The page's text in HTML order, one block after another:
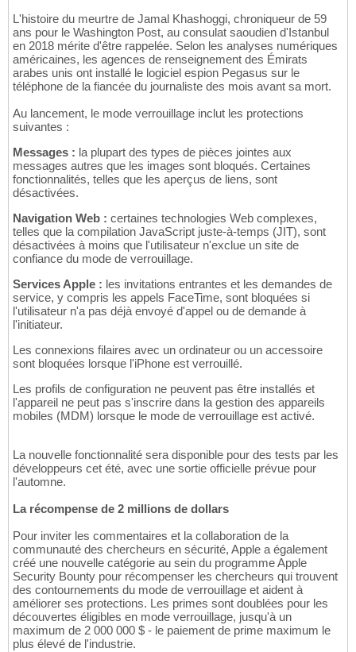
L'histoire du meurtre de Jamal Khashoggi, chroniqueur de 59
ans pour le Washington Post, au consulat saoudien d'Istanbul
en 2018 mérite d'être rappelée. Selon les analyses numériques
américaines, les agences de renseignement des Émirats
arabes unis ont installé le logiciel espion Pegasus sur le
téléphone de la fiancée du journaliste des mois avant sa mort.
Au lancement, le mode verrouillage inclut les protections
suivantes :
Messages : la plupart des types de pièces jointes aux
messages autres que les images sont bloqués. Certaines
fonctionnalités, telles que les aperçus de liens, sont
désactivées.
Navigation Web : certaines technologies Web complexes,
telles que la compilation JavaScript juste-à-temps (JIT), sont
désactivées à moins que l'utilisateur n'exclue un site de
confiance du mode de verrouillage.
Services Apple : les invitations entrantes et les demandes de
service, y compris les appels FaceTime, sont bloquées si
l'utilisateur n'a pas déjà envoyé d'appel ou de demande à
l'initiateur.
Les connexions filaires avec un ordinateur ou un accessoire
sont bloquées lorsque l'iPhone est verrouillé.
Les profils de configuration ne peuvent pas être installés et
l'appareil ne peut pas s'inscrire dans la gestion des appareils
mobiles (MDM) lorsque le mode de verrouillage est activé.
La nouvelle fonctionnalité sera disponible pour des tests par les
développeurs cet été, avec une sortie officielle prévue pour
l'automne.
La récompense de 2 millions de dollars
Pour inviter les commentaires et la collaboration de la
communauté des chercheurs en sécurité, Apple a également
créé une nouvelle catégorie au sein du programme Apple
Security Bounty pour récompenser les chercheurs qui trouvent
des contournements du mode de verrouillage et aident à
améliorer ses protections. Les primes sont doublées pour les
découvertes éligibles en mode verrouillage, jusqu'à un
maximum de 2 000 000 $ - le paiement de prime maximum le
plus élevé de l'industrie.